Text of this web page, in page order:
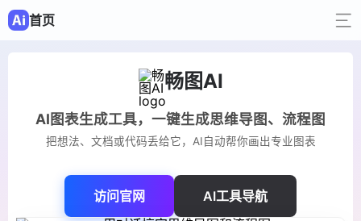
首页
畅图AI
AI图表生成工具，一键生成思维导图、流程图
把想法、文档或代码丢给它，AI自动帮你画出专业图表
访问官网 AI工具导航